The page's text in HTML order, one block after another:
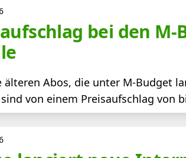
bei den
älteren Abos, die unter M-Budget
von einem Preisaufschlag von